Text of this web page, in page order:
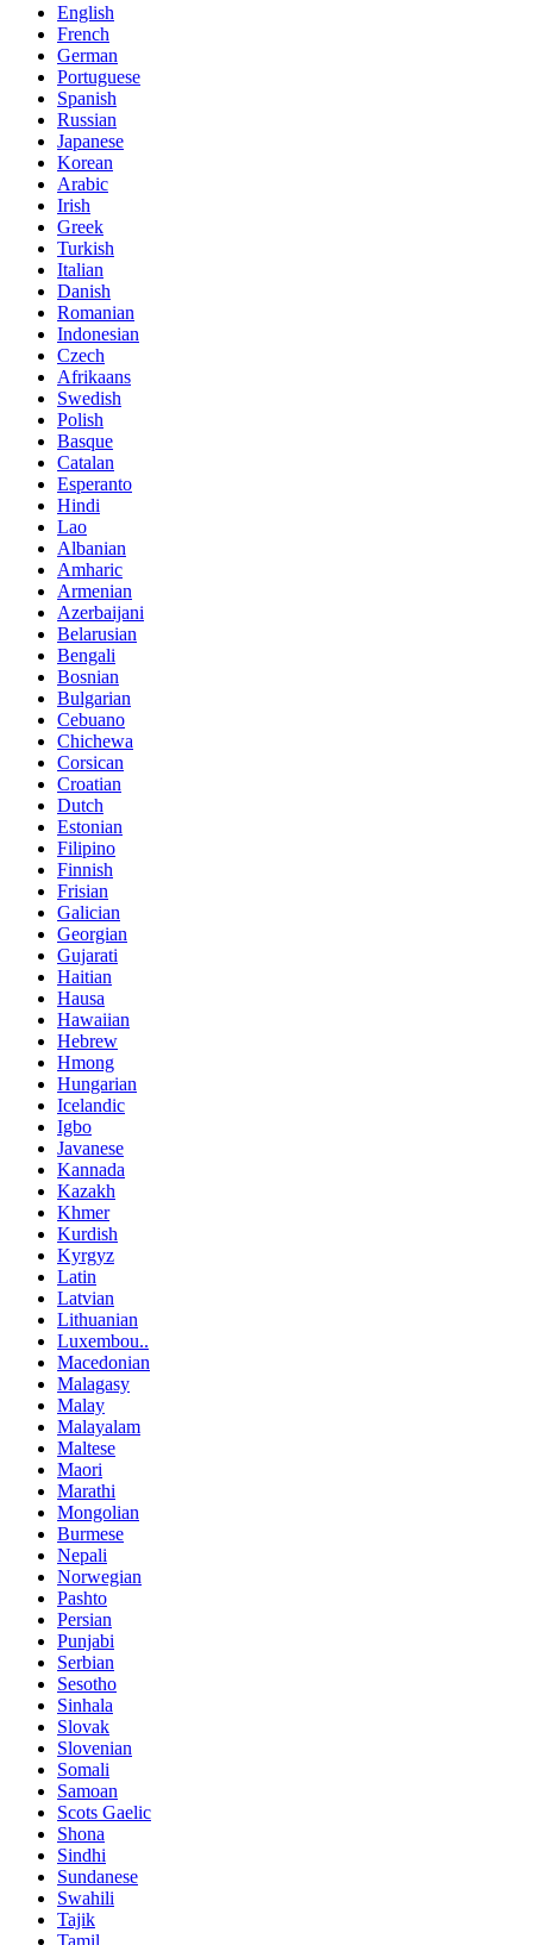
English
French
German
Portuguese
Spanish
Russian
Japanese
Korean
Arabic
Irish
Greek
Turkish
Italian
Danish
Romanian
Indonesian
Czech
Afrikaans
Swedish
Polish
Basque
Catalan
Esperanto
Hindi
Lao
Albanian
Amharic
Armenian
Azerbaijani
Belarusian
Bengali
Bosnian
Bulgarian
Cebuano
Chichewa
Corsican
Croatian
Dutch
Estonian
Filipino
Finnish
Frisian
Galician
Georgian
Gujarati
Haitian
Hausa
Hawaiian
Hebrew
Hmong
Hungarian
Icelandic
Igbo
Javanese
Kannada
Kazakh
Khmer
Kurdish
Kyrgyz
Latin
Latvian
Lithuanian
Luxembou..
Macedonian
Malagasy
Malay
Malayalam
Maltese
Maori
Marathi
Mongolian
Burmese
Nepali
Norwegian
Pashto
Persian
Punjabi
Serbian
Sesotho
Sinhala
Slovak
Slovenian
Somali
Samoan
Scots Gaelic
Shona
Sindhi
Sundanese
Swahili
Tajik
Tamil